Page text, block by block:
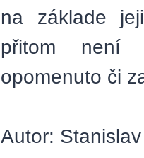
na základe
přitom není
opomenuto či
Autor: